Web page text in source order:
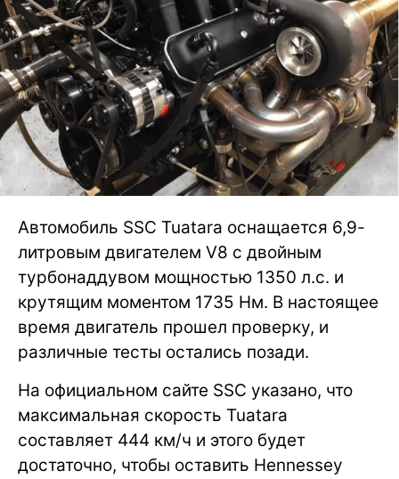
Автомобиль SSC Tuatara оснащается 6,9-
литровым двигателем V8 с двойным
турбонаддувом мощностью 1350 л.с. и
крутящим моментом 1735 Нм. В настоящее
время двигатель прошел проверку, и
различные тесты остались позади.
На официальном сайте SSC указано, что
максимальная скорость Tuatara
составляет 444 км/ч и этого будет
достаточно, чтобы оставить Hennessey